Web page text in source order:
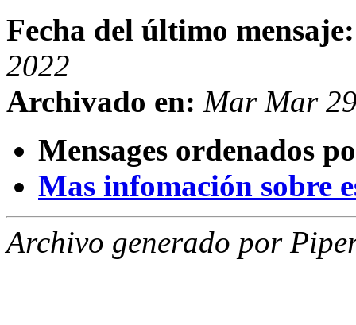
Fecha del último mensaje:
2022
Archivado en: Mar Mar
Mensages ordenados
Mas infomación sobre
Archivo generado por